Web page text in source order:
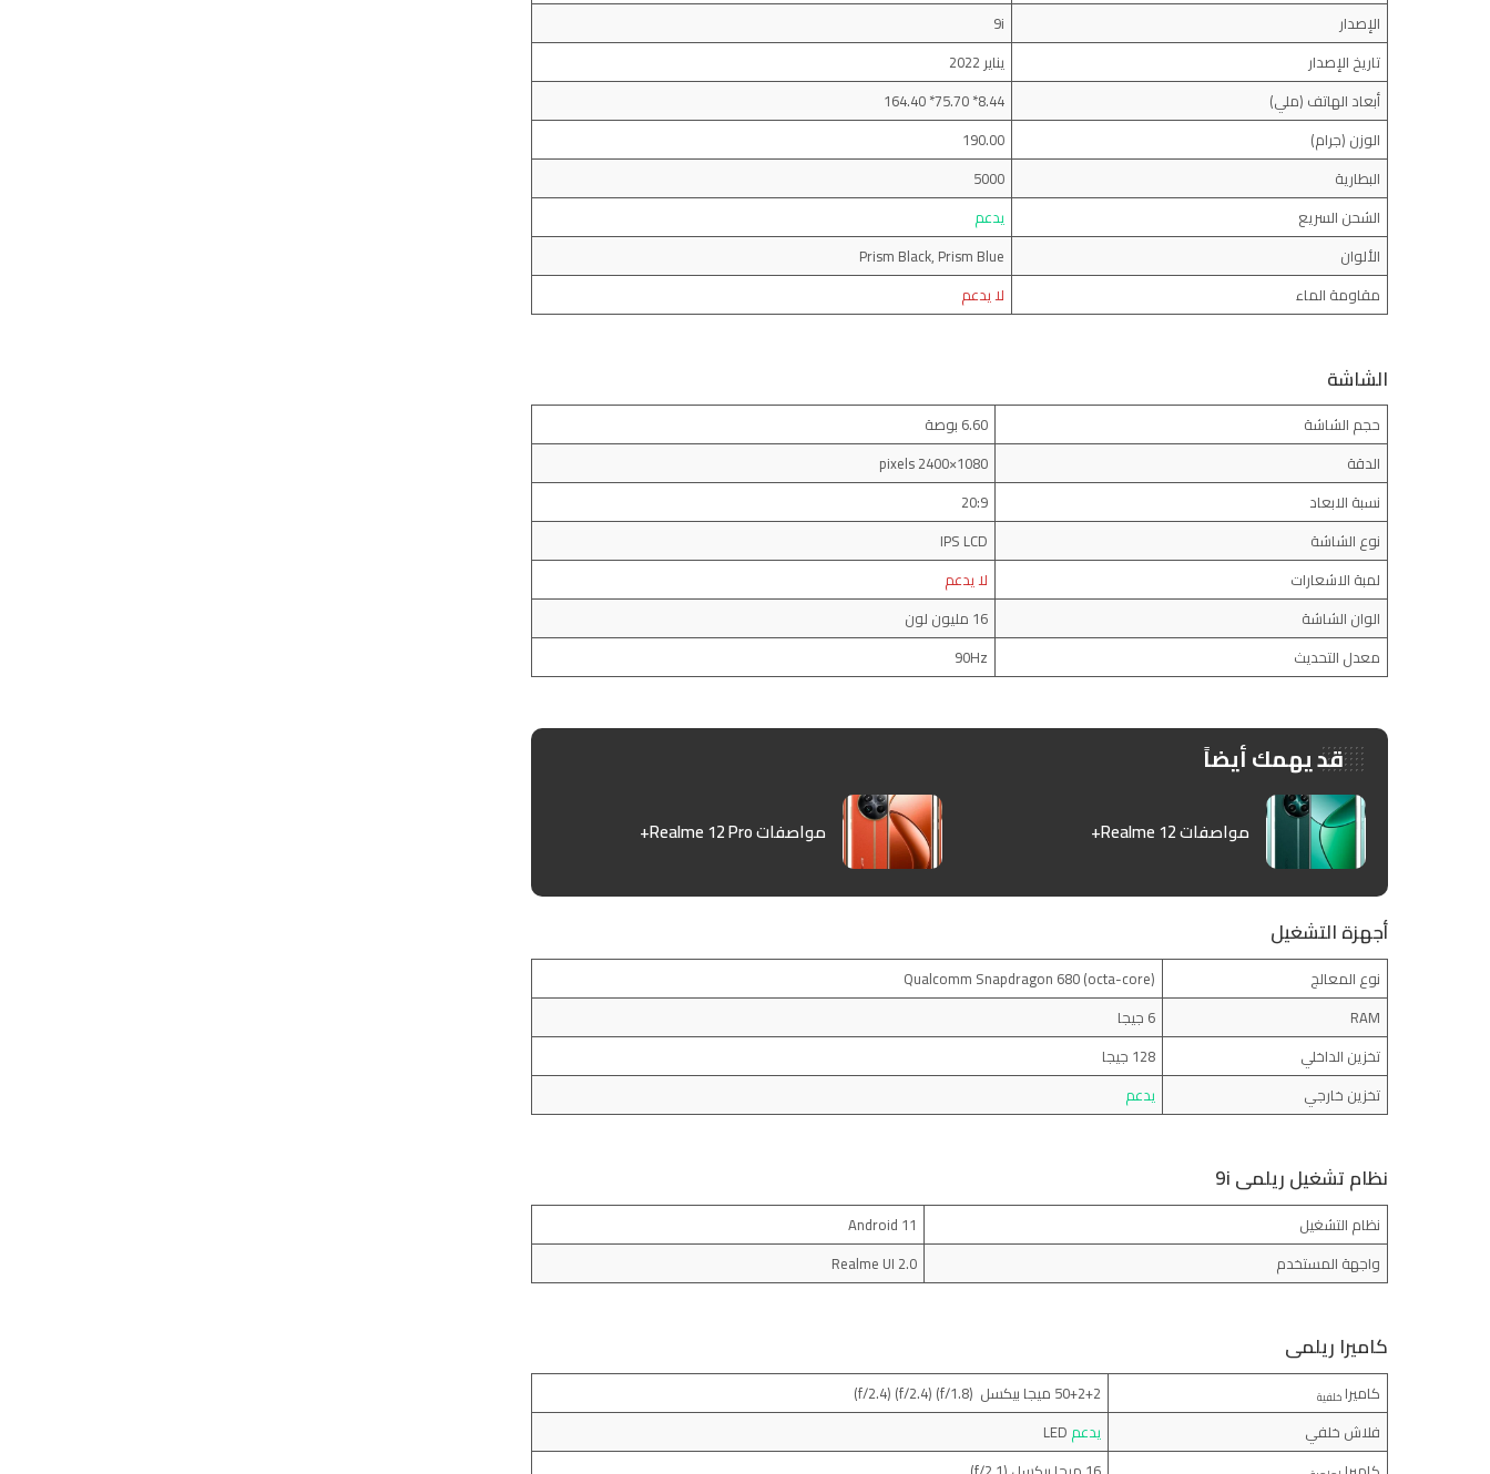
الإصدار
9i
تاريخ الإصدار
يناير 2022
أبعاد الهاتف (ملي)
8.44* 75.70* 164.40
الوزن (جرام)
190.00
البطارية
5000
الشحن السريع
يدعم
الألوان
Prism Black, Prism Blue
مقاومة الماء
لا يدعم
الشاشة
حجم الشاشة
6.60 بوصة
الدقة
1080×2400 pixels
نسبة الابعاد
20:9
نوع الشاشة
IPS LCD
لمبة الاشعارات
لا يدعم
الوان الشاشة
16 مليون لون
معدل التحديث
90Hz
قد يهمك أيضاً
مواصفات Realme 12+ مواصفات Realme 12 Pro+
أجهزة التشغيل
نوع المعالج
(Qualcomm Snapdragon 680 (octa-core
RAM
6 جيجا
تخزين الداخلي
128 جيجا
تخزين خارجي
يدعم
نظام تشغيل ريلمى 9i
نظام التشغيل
Android 11
واجهة المستخدم
Realme UI 2.0
كاميرا ريلمى
كاميراخلفية
50+2+2 ميجا بيكسل (f/1.8) (f/2.4) (f/2.4)
فلاش خلفي
يدعم LED